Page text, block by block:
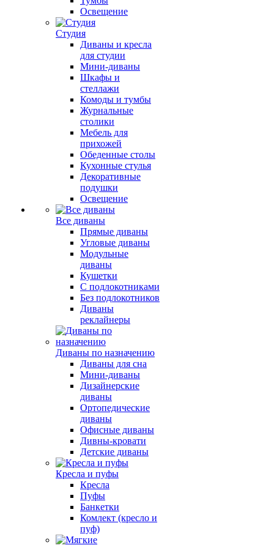
Освещение
Студия
Диваны и кресла
для студии
Мини-диваны
Шкафы и
стеллажи
Комоды и тумбы
Журнальные
столики
Мебель для
прихожей
Обеденные столы
Кухонные стулья
Декоративные
подушки
Освещение
Все диваны
Прямые диваны
Угловые диваны
Модульные
диваны
Кушетки
С подлокотниками
Без подлокотников
Диваны
реклайнеры
Диваны по назначению
Диваны для сна
Мини-диваны
Дизайнерские
диваны
Ортопедические
диваны
Офисные диваны
Дивны-кровати
Детские диваны
Кресла и пуфы
Кресла
Пуфы
Банкетки
Комлект (кресло и
пуф)